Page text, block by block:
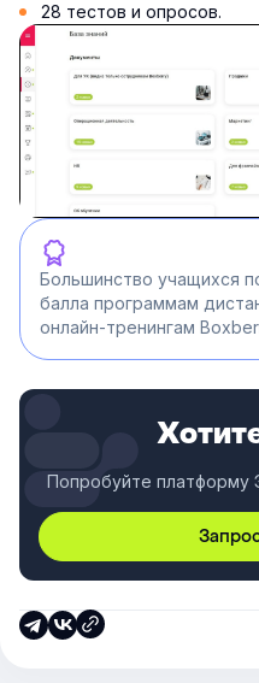
28 тестов и опросов.
Большинство учащихся
балла программам
онлайн-тренингам
Попробуйте платформу